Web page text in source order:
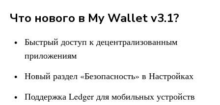
Что нового в My Walletv3.1?
Быстрый доступ к децентрализованным
приложениям
Новый раздел «Безопасность» в Настройках
Поддержка Ledger для мобильных устройств